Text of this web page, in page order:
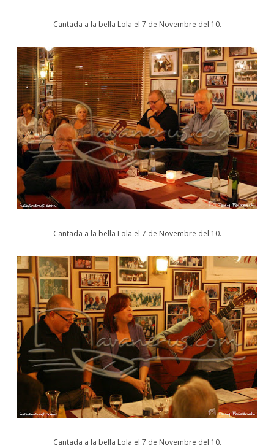
Cantada a la bella Lola el 7 de Novembre del 10.
Cantada a la bella Lola el 7 de Novembre del 10.
Cantada a la bella Lola el 7 de Novembre del 10.